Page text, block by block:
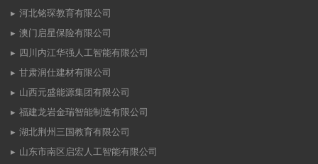
河北铭琛教育有限公司
澳门启星保险有限公司
四川内江华强人工智能有限公司
甘肃润仕建材有限公司
山西元盛能源集团有限公司
福建龙岩金瑞智能制造有限公司
湖北荆州三国教育有限公司
山东市南区启宏人工智能有限公司